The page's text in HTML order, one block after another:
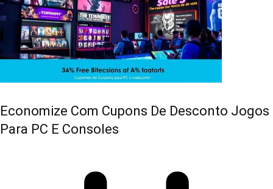
Economize Com Cupons De Desconto Jogos
Para PC E Consoles